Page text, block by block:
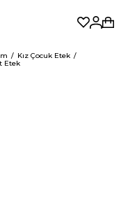
Kız Çocuk Etek
Etek